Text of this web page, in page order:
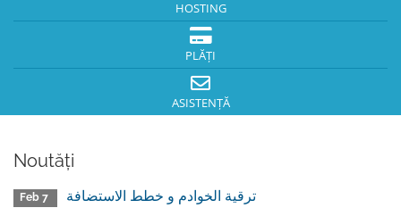
HOSTING
PLĂȚI
ASISTENȚĂ
Noutăți
Feb 7 ترقية الخوادم و خطط الاستضافة